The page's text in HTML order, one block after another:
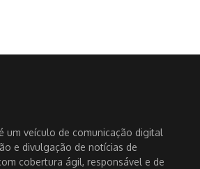
um veículo de comunicação digital
e divulgação de notícias de
cobertura ágil, responsável e de